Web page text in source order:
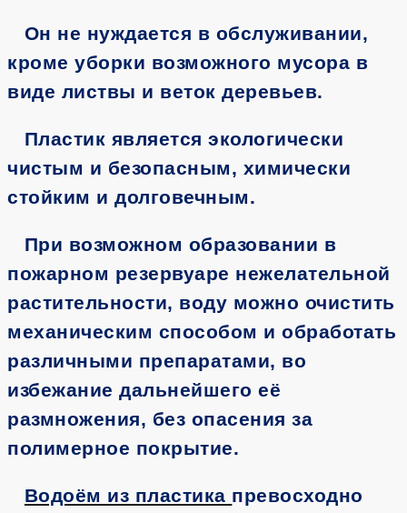
Он не нуждается в обслуживании,
кроме уборки возможного мусора в
виде листвы и веток деревьев.
Пластик является экологически
чистым и безопасным, химически
стойким и долговечным.
При возможном образовании в
пожарном резервуаре нежелательной
растительности, воду можно очистить
механическим способом и обработать
различными препаратами, во
избежание дальнейшего её
размножения, без опасения за
полимерное покрытие.
Водоём из пластика превосходно